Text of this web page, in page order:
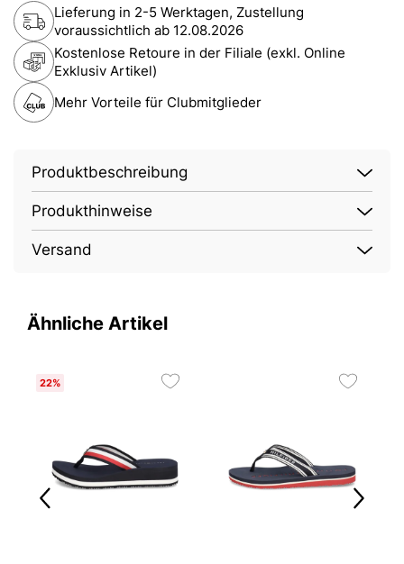
Lieferung in 2-5 Werktagen, Zustellung
voraussichtlich ab 12.08.2026
Kostenlose Retoure in der Filiale (exkl. Online
Exklusiv Artikel)
Mehr Vorteile für Clubmitglieder
Produktbeschreibung
Produkthinweise
Versand
Ähnliche Artikel
22%